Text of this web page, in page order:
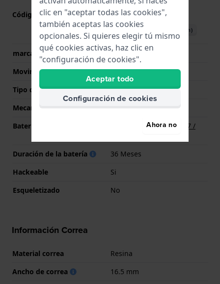
Código de Movimiento Y121( Ver especificaciones
Descargar manual (English)
marca del movimiento
Seiko
Movimiento suizo
No
Tipo de pantalla
analógico
Mecanismo
Cuarzo
Batería
Batería Renata R377 377 /
Duración de la batería
36 Meses
Hackeable
Si
Esqueletizado
No
Información Correa
Material correa
Resina
Ancho de correa
16.5 mm
clic en "aceptar todas las cookies",
también aceptas las cookies
opcionales. Si quieres elegir tú mismo
qué cookies activas, haz clic en
"configuración de cookies".
Aceptar todo
Configuración de cookies
Ahora no